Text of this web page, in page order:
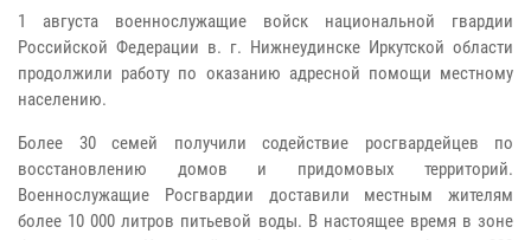
1 августа военнослужащие войск национальной гвардии
Российской Федерации в. г. Нижнеудинске Иркутской области
продолжили работу по оказанию адресной помощи местному
населению.
Более 30 семей получили содействие росгвардейцев по
восстановлению домов и придомовых территорий.
Военнослужащие Росгвардии доставили местным жителям
более 10 000 литров питьевой воды. В настоящее время в зоне